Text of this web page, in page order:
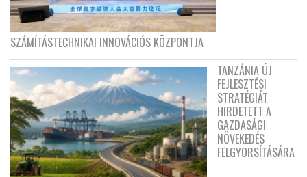
SZÁMÍTÁSTECHNIKAI INNOVÁCIÓS KÖZPONTJA
TANZÁNIA ÚJ
FEJLESZTÉSI
STRATÉGIÁT
HIRDETETT A
GAZDASÁGI
NÖVEKEDÉS
FELGYORSÍTÁSÁRA